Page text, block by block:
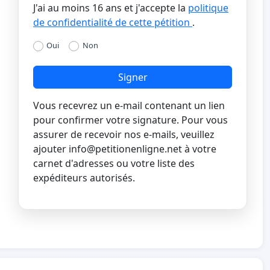
J'ai au moins 16 ans et j'accepte la politique
de confidentialité de cette pétition .
Oui Non
Signer
Vous recevrez un e-mail contenant un lien
pour confirmer votre signature. Pour vous
assurer de recevoir nos e-mails, veuillez
ajouter info@petitionenligne.netà votre
carnet d'adresses ou votre liste des
expéditeurs autorisés.